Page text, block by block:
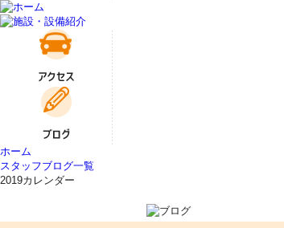
ホーム
スタッフブログ一覧
2019カレンダー